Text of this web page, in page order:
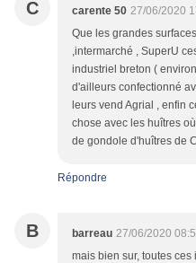
C carente 50 27/06/2020
Que les grandes
,intermarché , SuperU
industriel breton (
d'ailleurs confectionné
leurs vend Agrial , enfin
chose avec les huîtres
de gondole d'huîtres de
Répondre
B barreau 27/06/2020
mais bien sur, toutes